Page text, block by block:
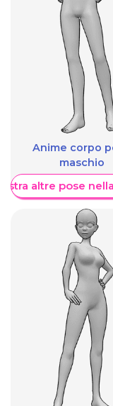
Anime corpo
maschio
altre pose